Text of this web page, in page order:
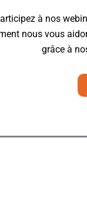
à nos
nous vous
grâce à